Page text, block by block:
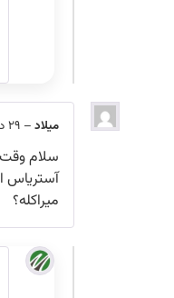
–29 دسامبر, 2020
سلام وقت بخیر
آستریاس
میراکله؟